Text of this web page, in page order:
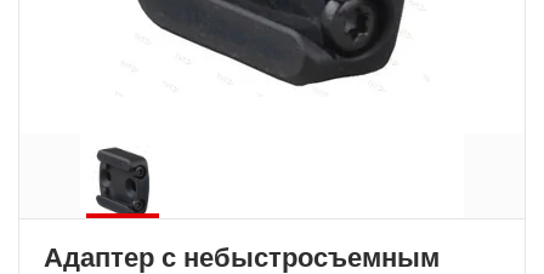
Адаптер с небыстросъемным